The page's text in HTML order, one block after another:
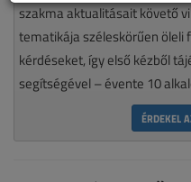
szakma aktualitásait követő
tematikája széleskörűen öleli
kérdéseket, így első kézből
segítségével – évente 10
ÉRDEKEL